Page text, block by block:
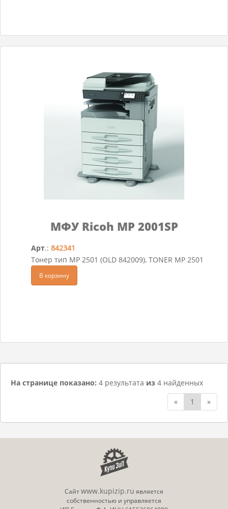
МФУ Ricoh MP 2001SP
Арт.: 842341
Тонер тип MP 2501 (OLD 842009), TONER MP 2501
В корзину
На странице показано: 4 результата из 4 найденных
«
1 »
Сайтwww.kupizip.ru является
собственностью и управляется